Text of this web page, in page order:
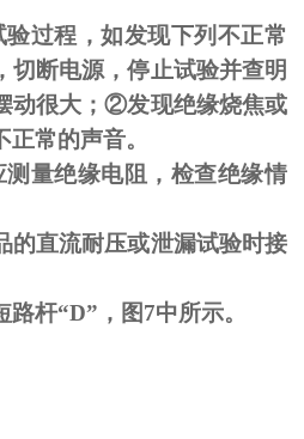
过程，如发现下列不正常
切断电源，停止试验并查明
动很大；②发现绝缘烧焦或
常的声音。
测量绝缘电阻，检查绝缘情
的直流耐压或泄漏试验时接
路杆“D”，图7中所示。